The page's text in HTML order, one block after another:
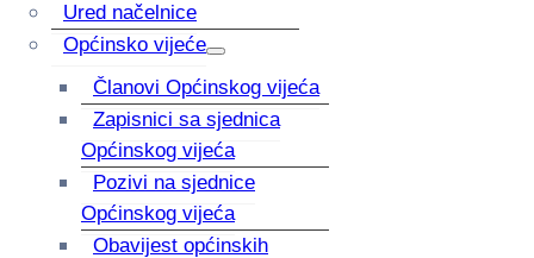
Ured načelnice
Općinsko vijeće
Članovi Općinskog vijeća
Zapisnici sa sjednica
Općinskog vijeća
Pozivi na sjednice
Općinskog vijeća
Obavijest općinskih